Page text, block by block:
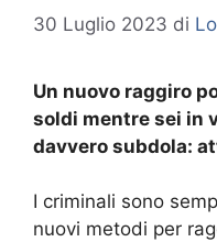
30 Luglio 2023 di
Un nuovo raggiro
soldi mentre sei in
davvero subdola:
I criminali sono
nuovi metodi per